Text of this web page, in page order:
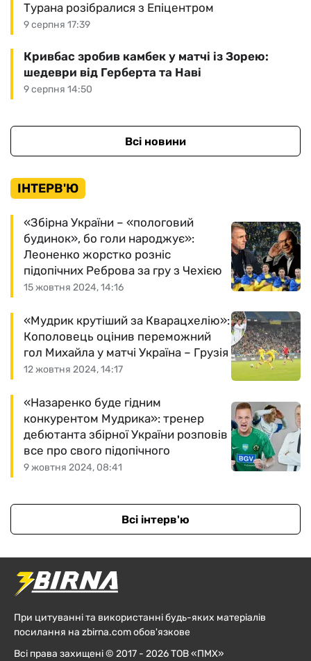
9 серпня 17:39
Турана розібралися з Епіцентром
9 серпня 14:50
Кривбас зробив камбек у матчі із Зорею:
шедеври від Герберта та Наві
Всі новини
ІНТЕРВ'Ю
15 жовтня 2024, 14:16
«Збірна України – «пологовий
будинок», бо голи народжує»:
Леоненко жорстко розніс
підопічних Реброва за гру з Чехією
12 жовтня 2024, 14:17
«Мудрик крутіший за Кварацхелію»:
Кополовець оцінив переможний
гол Михайла у матчі Україна – Грузія
9 жовтня 2024, 08:41
«Назаренко буде гідним
конкурентом Мудрика»: тренер
дебютанта збірної України розповів
все про свого підопічного
Всі інтерв'ю
При цитуванні та використанні будь-яких матеріалів
посилання на zbirna.com обов'язкове
Всі права захищені © 2017 - 2026 ТОВ «ПМХ»